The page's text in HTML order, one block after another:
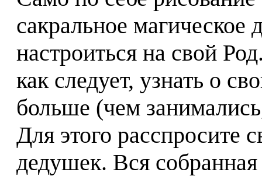
сакральное
настроиться на свой
как следует, узнать о
больше (чем
Для этого расспросите
дедушек. Вся